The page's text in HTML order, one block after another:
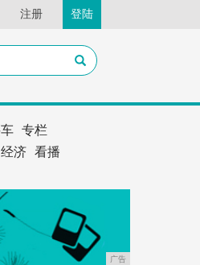
注册 登陆
专栏
经济 看播
广告